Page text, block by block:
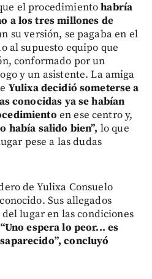
el procedimientohabría
a los tres millones de
su versión, se pagaba en el
al supuesto equipo que
conformado por un
y un asistente. La amiga
Yulixa decidió someterse a
conocidas ya se habían
en ese centro y,
había salido bien”, lo que
pese a las dudas
de Yulixa Consuelo
Sus allegados
lugar en las condiciones
“Uno espera lo peor... es
concluyó